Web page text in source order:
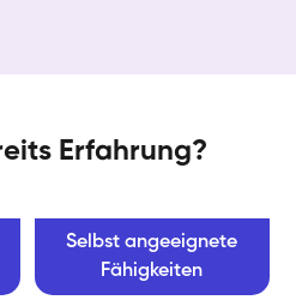
Erfahrung?
Selbst angeeignete
Fähigkeiten